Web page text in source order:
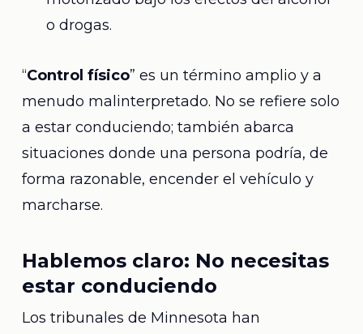
o drogas.
“Control físico” es un término amplio y a
menudo malinterpretado. No se refiere solo
a estar conduciendo; también abarca
situaciones donde una persona podría, de
forma razonable, encender el vehículo y
marcharse.
Hablemos claro: No necesitas
estar conduciendo
Los tribunales de Minnesota han